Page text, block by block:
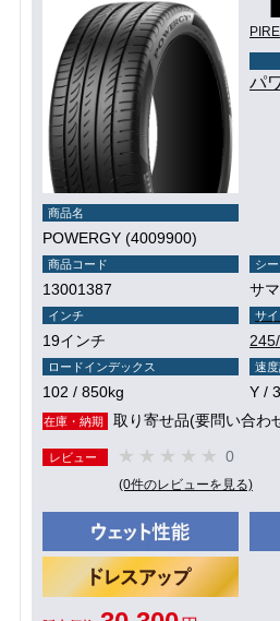
パ
商品名
POWERGY (4009900)
商品コード
13001387
シ
サ
インチ
19インチ
サ
ロードインデックス
102 / 850kg
速
Y /
在庫・納期 取り寄せ品(要問い合わ
レビュー 0
(0件のレビューを見る)